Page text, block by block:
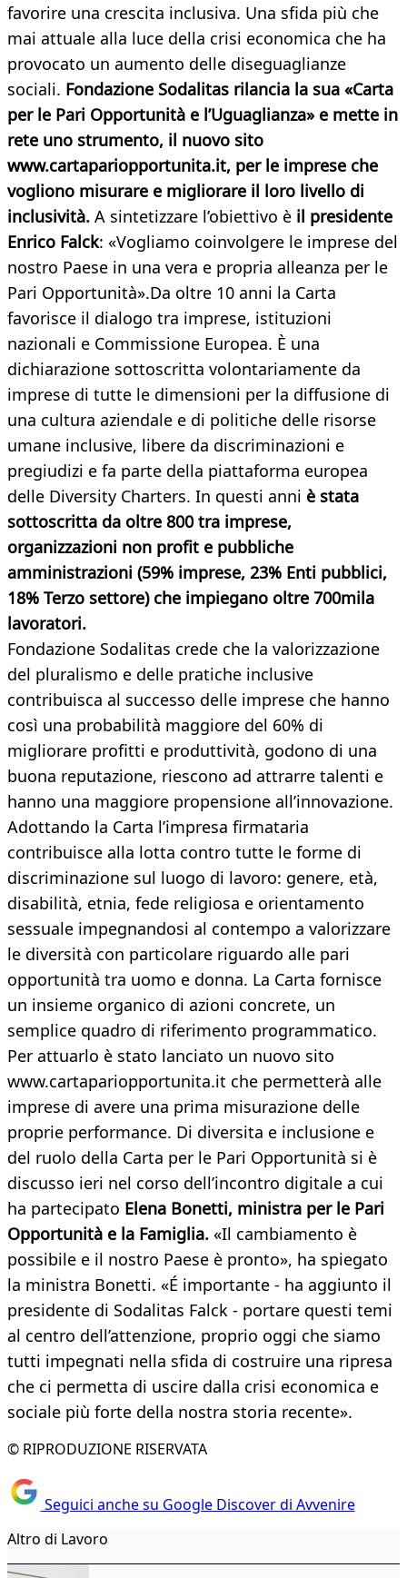
favorire una crescita inclusiva. Una sfida più che
mai attuale alla luce della crisi economica che ha
provocato un aumento delle diseguaglianze
sociali. Fondazione Sodalitas rilancia la sua «Carta
per le Pari Opportunità e l’Uguaglianza» e mette in
rete uno strumento, il nuovo sito
www.cartapariopportunita.it, per le imprese che
vogliono misurare e migliorare il loro livello di
inclusività. A sintetizzare l’obiettivo è il presidente
Enrico Falck: «Vogliamo coinvolgere le imprese del
nostro Paese in una vera e propria alleanza per le
Pari Opportunità».Da oltre 10 anni la Carta
favorisce il dialogo tra imprese, istituzioni
nazionali e Commissione Europea. È una
dichiarazione sottoscritta volontariamente da
imprese di tutte le dimensioni per la diffusione di
una cultura aziendale e di politiche delle risorse
umane inclusive, libere da discriminazioni e
pregiudizi e fa parte della piattaforma europea
delle Diversity Charters. In questi anni è stata
sottoscritta da oltre 800 tra imprese,
organizzazioni non profit e pubbliche
amministrazioni (59% imprese, 23% Enti pubblici,
18% Terzo settore) che impiegano oltre 700mila
lavoratori.
Fondazione Sodalitas crede che la valorizzazione
del pluralismo e delle pratiche inclusive
contribuisca al successo delle imprese che hanno
così una probabilità maggiore del 60% di
migliorare profitti e produttività, godono di una
buona reputazione, riescono ad attrarre talenti e
hanno una maggiore propensione all’innovazione.
Adottando la Carta l’impresa firmataria
contribuisce alla lotta contro tutte le forme di
discriminazione sul luogo di lavoro: genere, età,
disabilità, etnia, fede religiosa e orientamento
sessuale impegnandosi al contempo a valorizzare
le diversità con particolare riguardo alle pari
opportunità tra uomo e donna. La Carta fornisce
un insieme organico di azioni concrete, un
semplice quadro di riferimento programmatico.
Per attuarlo è stato lanciato un nuovo sito
www.cartapariopportunita.it che permetterà alle
imprese di avere una prima misurazione delle
proprie performance. Di diversita e inclusione e
del ruolo della Carta per le Pari Opportunità si è
discusso ieri nel corso dell’incontro digitale a cui
ha partecipato Elena Bonetti, ministra per le Pari
Opportunità e la Famiglia. «Il cambiamento è
possibile e il nostro Paese è pronto», ha spiegato
la ministra Bonetti. «É importante - ha aggiunto il
presidente di Sodalitas Falck - portare questi temi
al centro dell’attenzione, proprio oggi che siamo
tutti impegnati nella sfida di costruire una ripresa
che ci permetta di uscire dalla crisi economica e
sociale più forte della nostra storia recente».
© RIPRODUZIONE RISERVATA
Seguici anche su Google Discover di Avvenire
Altro di Lavoro